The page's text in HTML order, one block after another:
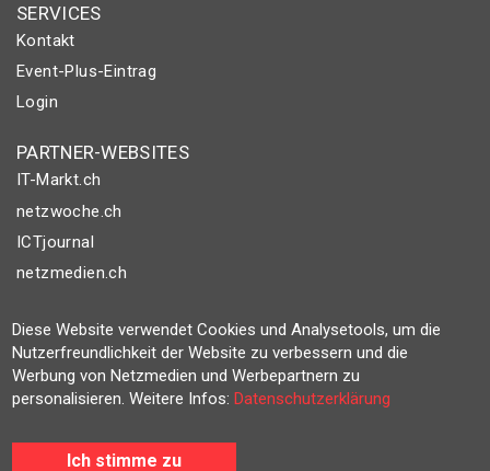
SERVICES
Kontakt
Event-Plus-Eintrag
Login
PARTNER-WEBSITES
IT-Markt.ch
netzwoche.ch
ICTjournal
netzmedien.ch
© NETZMEDIEN AG 2026
Impressum
AGB
Datenschutzerklärung
Diese Website verwendet Cookies und Analysetools, um die
Nutzerfreundlichkeit der Website zu verbessern und die
Werbung von Netzmedien und Werbepartnern zu
personalisieren. Weitere Infos:Datenschutzerklärung
Ich stimme zu